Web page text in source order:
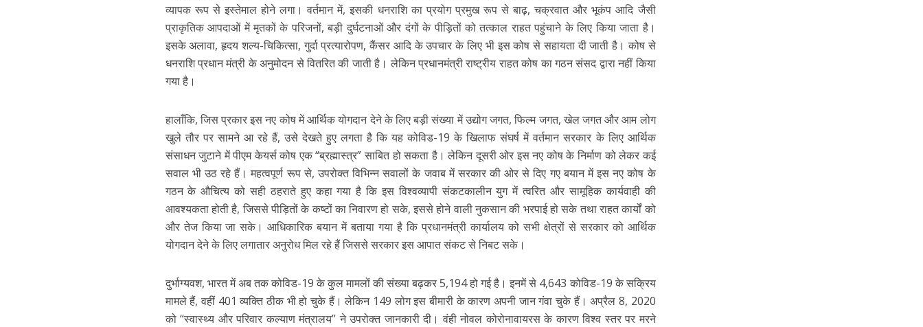
व्यापक रूप से इस्तेमाल होने लगा। वर्तमान में, इसकी धनराशि का प्रयोग प्रमुख रूप से बाढ़, चक्रवात और भूकंप आदि जैसी
प्राकृतिक आपदाओं में मृतकों के परिजनों, बड़ी दुर्घटनाओं और दंगों के पीड़ितों को तत्काल राहत पहुंचाने के लिए किया जाता है।
इसके अलावा, हृदय शल्य-चिकित्सा, गुर्दा प्रत्यारोपण, कैंसर आदि के उपचार के लिए भी इस कोष से सहायता दी जाती है। कोष से
धनराशि प्रधान मंत्री के अनुमोदन से वितरित की जाती है। लेकिन प्रधानमंत्री राष्ट्रीय राहत कोष का गठन संसद द्वारा नहीं किया
गया है।
हालाँकि, जिस प्रकार इस नए कोष में आर्थिक योगदान देने के लिए बड़ी संख्या में उद्योग जगत, फिल्म जगत, खेल जगत और आम लोग
खुले तौर पर सामने आ रहे हैं, उसे देखते हुए लगता है कि यह कोविड-19 के खिलाफ संघर्ष में वर्तमान सरकार के लिए आर्थिक
संसाधन जुटाने में पीएम केयर्स कोष एक “ब्रह्मास्त्र” साबित हो सकता है। लेकिन दूसरी ओर इस नए कोष के निर्माण को लेकर कई
सवाल भी उठ रहे हैं। महत्वपूर्ण रूप से, उपरोक्त विभिन्न सवालों के जवाब में सरकार की ओर से दिए गए बयान में इस नए कोष के
गठन के औचित्य को सही ठहराते हुए कहा गया है कि इस विश्वव्यापी संकटकालीन युग में त्वरित और सामूहिक कार्यवाही की
आवश्यकता होती है, जिससे पीड़ितों के कष्टों का निवारण हो सके, इससे होने वाली नुकसान की भरपाई हो सके तथा राहत कार्यों को
और तेज किया जा सके। आधिकारिक बयान में बताया गया है कि प्रधानमंत्री कार्यालय को सभी क्षेत्रों से सरकार को आर्थिक
योगदान देने के लिए लगातार अनुरोध मिल रहे हैं जिससे सरकार इस आपात संकट से निबट सके।
दुर्भाग्यवश, भारत में अब तक कोविड-19 के कुल मामलों की संख्या बढ़कर 5,194 हो गई है। इनमें से 4,643 कोविड-19 के सक्रिय
मामले हैं, वहीं 401 व्यक्ति ठीक भी हो चुके हैं। लेकिन 149 लोग इस बीमारी के कारण अपनी जान गंवा चुके हैं। अप्रैल 8, 2020
को “स्वास्थ्य और परिवार कल्याण मंत्रालय” ने उपरोक्त जानकारी दी। वंही नोवल कोरोनावायरस के कारण विश्व स्तर पर मरने